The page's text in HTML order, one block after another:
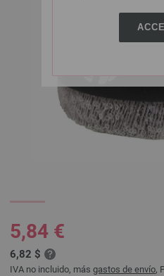
5,84 €
6,82 $
IVA no incluido, más gastos de envío,